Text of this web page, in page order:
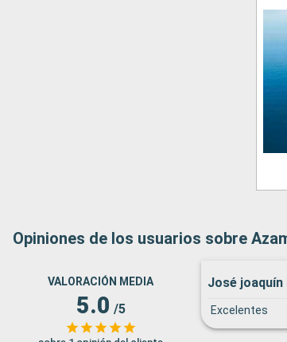
Opiniones de los usuarios sobre
VALORACIÓN MEDIA
5.0 /5
José joaquín
Excelentes